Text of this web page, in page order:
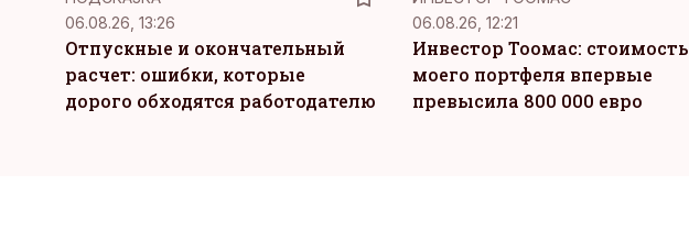
06.08.26, 13:26
Отпускные и окончательный
расчет: ошибки, которые
дорого обходятся работодателю
06.08.26, 12:21
Инвестор Тоомас: стоимость
моего портфеля впервые
превысила 800 000 евро